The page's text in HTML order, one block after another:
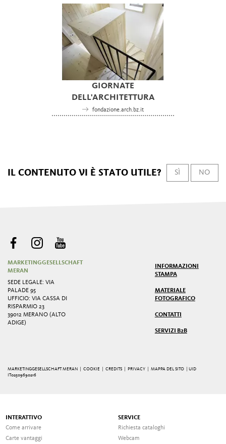
GIORNATE
DELL'ARCHITETTURA
fondazione.arch.bz.it
IL CONTENUTO VI È STATO UTILE? SÌ NO
MARKETINGGESELLSCHAFT
MERAN
SEDE LEGALE: VIA
PALADE 95
UFFICIO: VIA CASSA DI
RISPARMIO 23
39012 MERANO (ALTO
ADIGE)
INFORMAZIONI
STAMPA
MATERIALE
FOTOGRAFICO
CONTATTI
SERVIZI B2B
MARKETINGGESELLSCHAFT MERAN | COOKIE |CREDITS PRIVACY |MAPPA DEL SITO
| UID
IT02509690216
INTERATTIVO
Come arrivare
Carte vantaggi
SERVICE
Richiesta cataloghi
Webcam